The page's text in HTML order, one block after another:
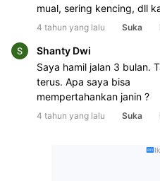
mual, sering kencing, dll
4 tahun yang lalu Suka
Shanty Dwi
Saya hamil jalan 3 bulan.
terus. Apa saya bisa
mempertahankan janin ?
4 tahun yang lalu Suka